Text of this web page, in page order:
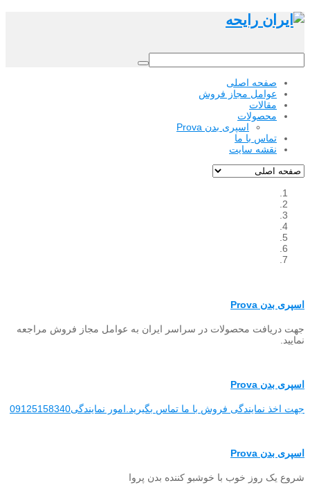
صفحه اصلی
عوامل مجاز فروش
مقالات
محصولات
اسپری بدن Prova
تماس با ما
نقشه سایت
اسپری بدن Prova
جهت دریافت محصولات در سراسر ایران به عوامل مجاز فروش مراجعه
نمایید.
اسپری بدن Prova
جهت اخذ نمایندگی فروش با ما تماس بگیرید.امور نمایندگی09125158340
اسپری بدن Prova
شروع یک روز خوب با خوشبو کننده بدن پروا